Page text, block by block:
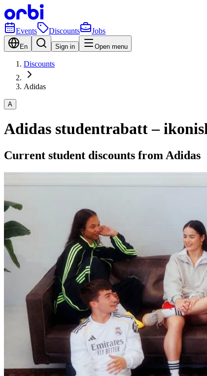
Events Discounts Jobs
En Sign in Open menu
Discounts
Adidas
A
Adidas studentrabatt –
Current student discounts from Adidas